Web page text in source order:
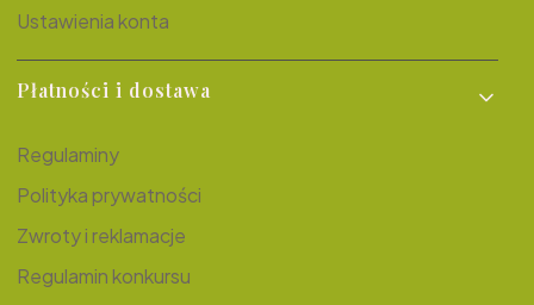
Ustawienia konta
Płatności i dostawa
Regulaminy
Polityka prywatności
Zwroty i reklamacje
Regulamin konkursu